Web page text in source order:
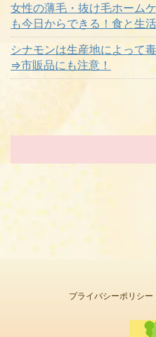
女性の薄毛・抜け毛ホーム
も今日からできる！食と生
シナモンは生産地によって
⇒市販品にも注意！
プライバシーポリシ